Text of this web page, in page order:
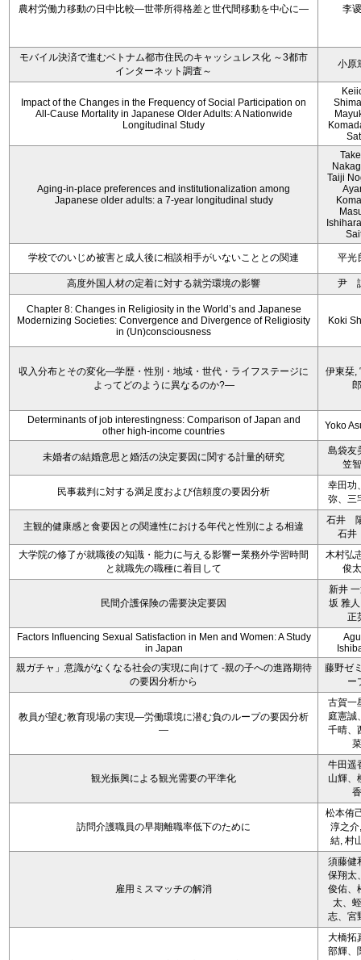
農村労働力移動の日中比較―世帯所得格差と世代間移動を中心に― 李
モバイル決済で進むベトナム都市住民のキャッシュレス化 ～3都市
インターネット調査～
小原
Impact of the Changes in the Frequency of Social Participation on
All-Cause Mortality in Japanese Older Adults: A Nationwide
Longitudinal Study
Aging-in-place preferences and institutionalization among
Japanese older adults: a 7-year longitudinal study
Taiji
学校でのいじめ被害と成人後に相談相手がいないこととの関連 平光
高度外国人材の定着に対する就労環境の影響 尹
Chapter 8: Changes in Religiosity in the World’s and Japanese
Modernizing Societies: Convergence and Divergence of Religiosity
in (Un)consciousness
Koki
収入分布とその変化―学歴・性別・地域・世代・ライフステージに
よってどのように異なるのか?―
伊東栞,
郎
Determinants of job interestingness: Comparison of Japan and
other high-income countries
Yoko
未婚者の結婚意思と婚活の決定要因に関する計量的研究
島袋友
笠
民事裁判に対する満足度および信頼度の要因分析
幸田功
弥、三
主観的健康感と食要因との関連性における年代と性別による相違
石井
石
大学院の修了が就職後の知識・能力に与える影響ー業務外学習時間
と就職先の職種に着目して
木村弘
俊
民間介護保険の需要決定要因
新井
坂 雅
正
Factors Influencing Sexual Satisfaction in Men and Women: A Study
in Japan
親ガチャ」意識がなくなる社会の実現に向けて -親の子への進路期待
の要因分析から
藤野ゼ
ー
教員が望む教育現場の実現―労働環境に潜む負のループの要因分析
―
古賀一
庭憲誠
千晴、
菜
観光振興による観光需要の平準化
牛田遥
山輝、
香
訪問介護職員の早期離職率低下のために
松本侑
淳之介
結, 村
雇用ミスマッチの解消
須藤健
保翔太
俊佑、
太、
志、宮
大橋拓
部輝、